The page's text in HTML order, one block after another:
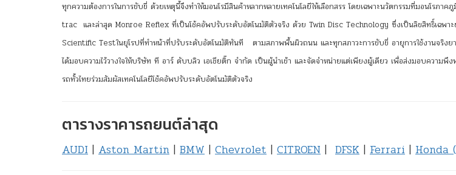
ทุกความต้องการในการขับขี่ ด้วยเหตุนี้จึงทำให้มอนโรมีสินค้าหลากหลายเทคโนโลยีให้เลือกสรร โดยเฉพาะนวัตกรรมที่มอนโรภา
trac และล่าสุด Monroe Reflex ที่เป็นโช้คอัพปรับระดับอัตโนมัติตัวจริง ด้วย Twin Disc Technology ซึ่งเป็นลิขสิทธิ์เฉพา
Scientific Testในยุโรปที่ทำหน้าที่ปรับระดับอัตโนมัติทันที ตามสภาพพื้นผิวถนน และทุกสภาวะการขับขี่ อายุการใช้งานจริง
ได้มอบความไว้วางใจให้บริษัท ที อาร์ ดับบลิว เอเชียติ๊ก จำกัด เป็นผู้นำเข้า และจัดจำหน่ายแต่เพียงผู้เดียว เพื่อส่งมอบความพึ
รถทั้วไทยร่วมสัมผัสเทคโนโลยีโช้คอัพปรับระดับอัตโนมัติตัวจริง
ตารางราคารถยนต์ล่าสุด
AUDI | Aston Martin | BMW | Chevrolet | CITROEN | DFSK | Ferrari | Honda